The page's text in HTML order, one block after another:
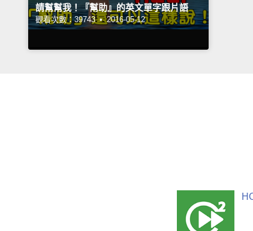
請幫幫我！『幫助』的英文單字跟片語
觀看次數：39743 • 2016-05-12